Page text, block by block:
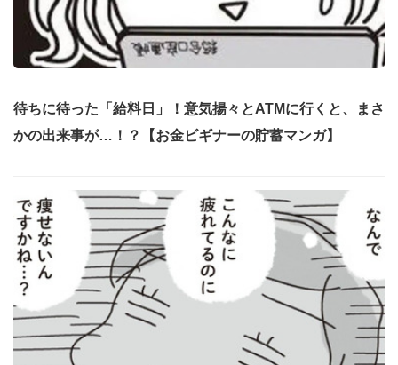
待ちに待った「給料日」！意気揚々とATMに行くと、まさ
かの出来事が…！？【お金ビギナーの貯蓄マンガ】